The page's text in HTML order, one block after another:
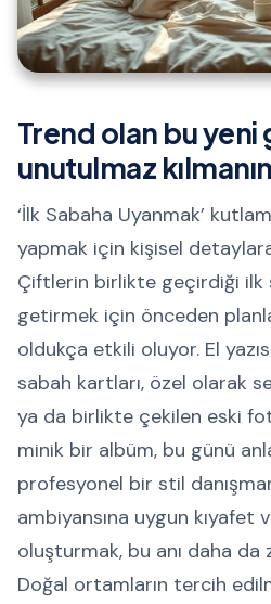
Trend olan bu yeni
unutulmaz
‘İlk Sabaha Uyanmak’
yapmak için kişisel
Çiftlerin birlikte geçirdiği ilk
getirmek için önceden
oldukça etkili oluyor. El
sabah kartları, özel olarak
ya da birlikte çekilen eski
minik bir albüm, bu günü
profesyonel bir stil
ambiyansına uygun kıyafet
oluşturmak, bu anı daha
Doğal ortamların tercih